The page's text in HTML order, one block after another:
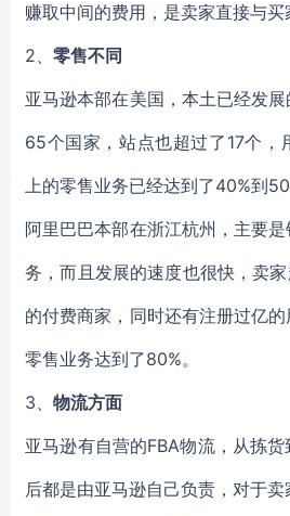
赚取中间的费用，是卖家直接与买
2、 零售不同
亚马逊本部在美国，本土已经发
65个国家，站点也超过了17个，
上的零售业务已经达到了40%到
阿里巴巴本部在浙江杭州，主要
务，而且发展的速度也很快，卖
的付费商家，同时还有注册过亿
零售业务达到了80%。
3、 物流方面
亚马逊有自营的FBA物流，从拣
后都是由亚马逊自己负责，对于卖